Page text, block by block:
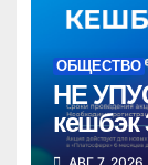
ОБЩЕСТВО
НЕ
кешбэк
СБП в